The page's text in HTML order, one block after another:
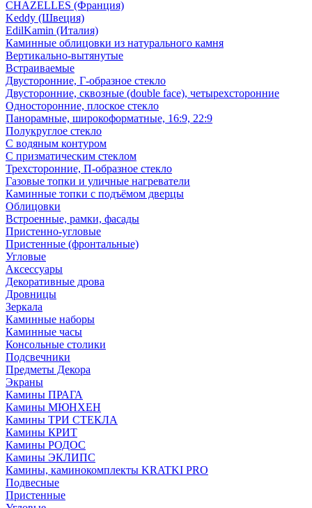
CHAZELLES (Франция)
Keddy (Швеция)
EdilKamin (Италия)
Каминные облицовки из натурального камня
Вертикально-вытянутые
Встраиваемые
Двусторонние, Г-образное стекло
Двусторонние, сквозные (double face), четырехсторонние
Односторонние, плоское стекло
Панорамные, широкоформатные, 16:9, 22:9
Полукруглое стекло
С водяным контуром
С призматическим стеклом
Трехсторонние, П-образное стекло
Газовые топки и уличные нагреватели
Каминные топки с подъёмом дверцы
Облицовки
Встроенные, рамки, фасады
Пристенно-угловые
Пристенные (фронтальные)
Угловые
Аксессуары
Декоративные дрова
Дровницы
Зеркала
Каминные наборы
Каминные часы
Консольные столики
Подсвечники
Предметы Декора
Экраны
Камины ПРАГА
Камины МЮНХЕН
Камины ТРИ СТЕКЛА
Камины КРИТ
Камины РОДОС
Камины ЭКЛИПС
Камины, каминокомплекты KRATKI PRO
Подвесные
Пристенные